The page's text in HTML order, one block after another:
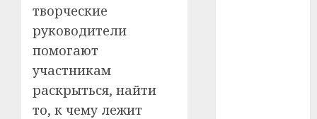
творческие
руководители
помогают
участникам
раскрыться, найти
то, к чему лежит